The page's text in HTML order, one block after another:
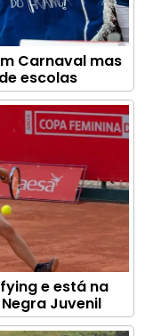
Carnaval mas
escolas
e está na
Juvenil